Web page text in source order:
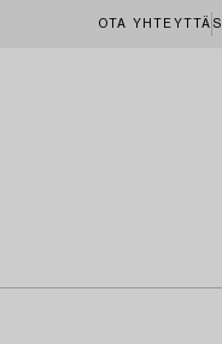
OTA YHTEYTTÄ